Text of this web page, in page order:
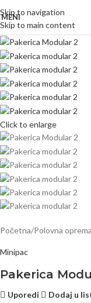
Skip to navigation
Skip to main content
MENI
Click to enlarge
Početna Polovna oprema
Minipac
Pakerica
Uporedi
Dodaj u